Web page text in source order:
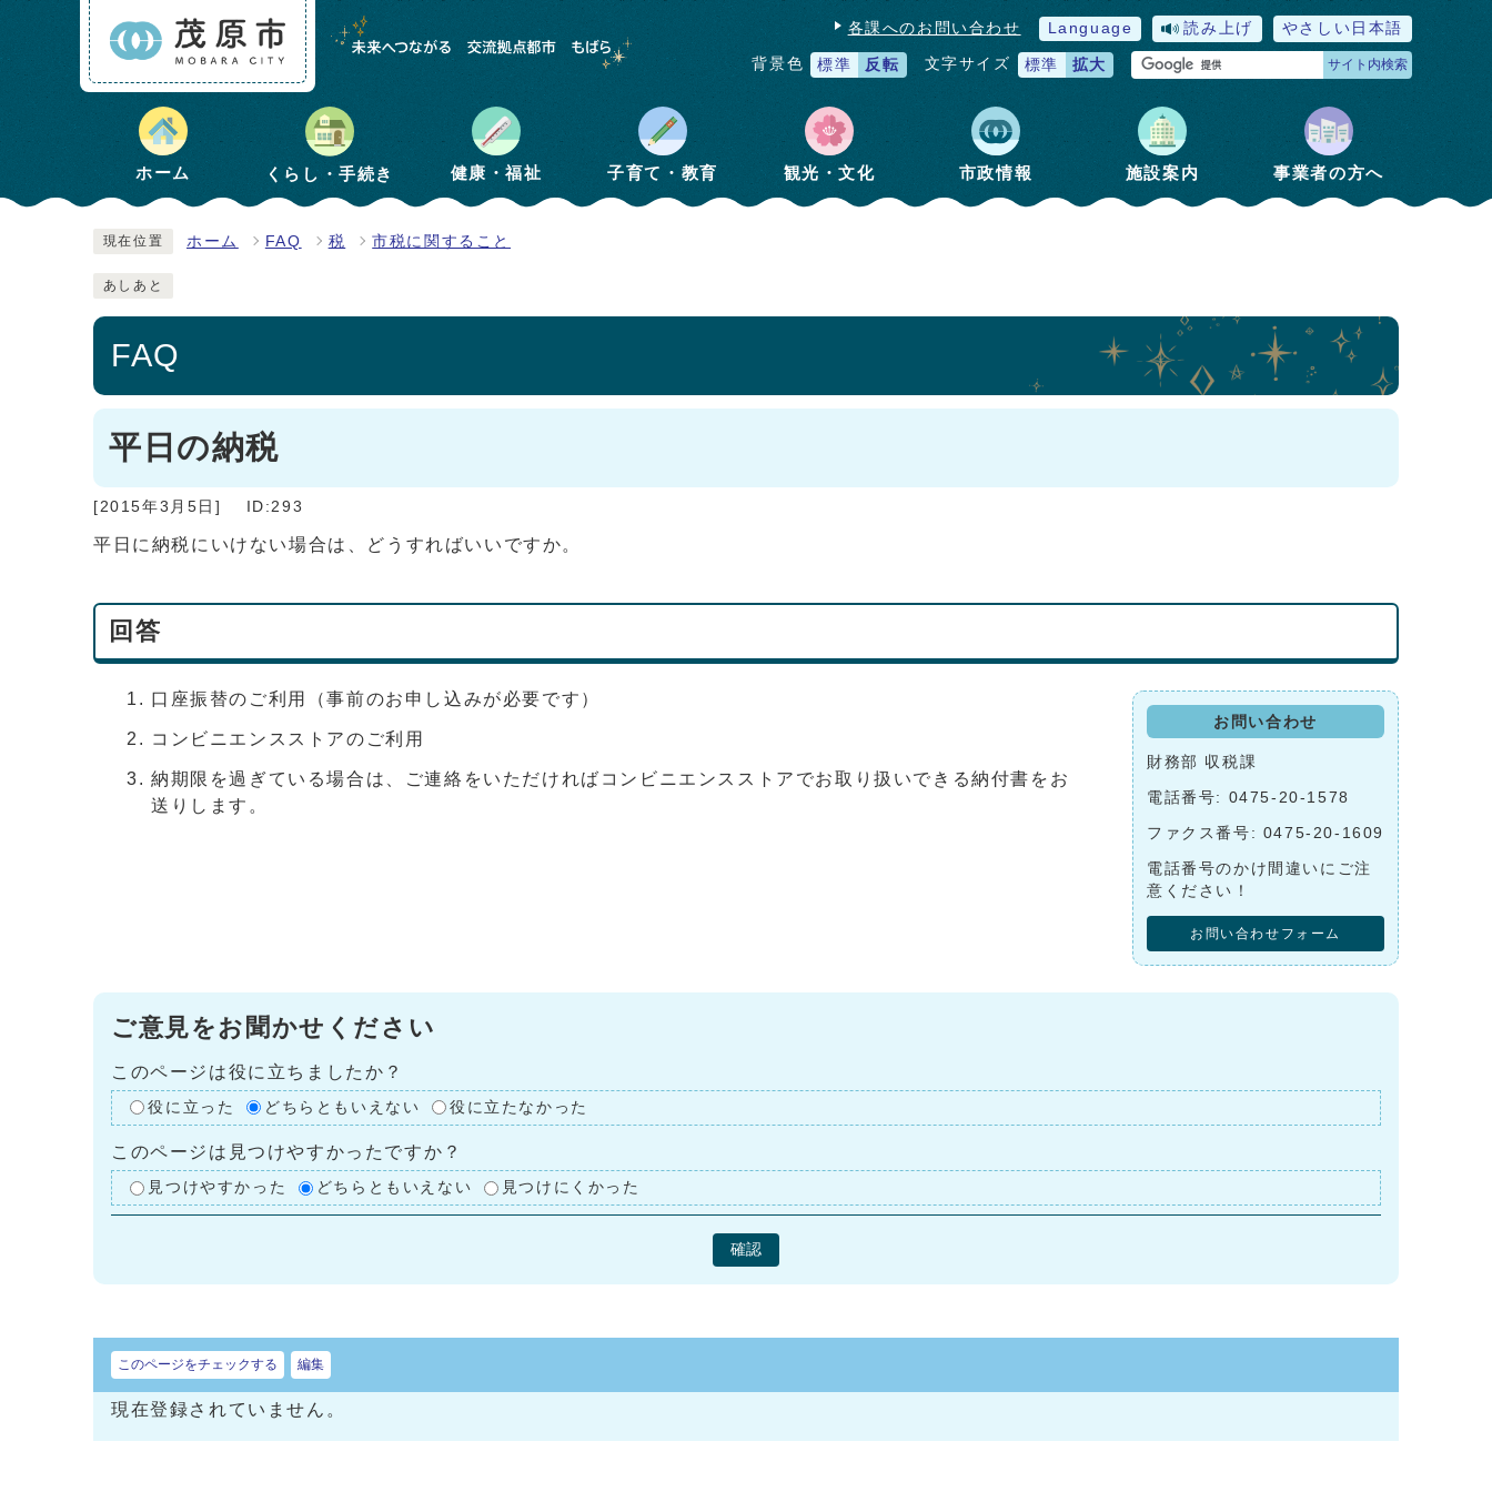
各課へのお問い合わせ Language 読み上げ やさしい日本語
背景色 標準 反転 文字サイズ 標準 拡大 サイト内検索
ホーム くらし・手続き 健康・福祉 子育て・教育 観光・文化 市政情報 施設案内 事業者の方へ
現在位置 ホーム FAQ 税 市税に関すること
あしあと
FAQ
平日の納税
[2015年3月5日] ID:293
平日に納税にいけない場合は、どうすればいいですか。
回答
口座振替のご利用（事前のお申し込みが必要です）
コンビニエンスストアのご利用
納期限を過ぎている場合は、ご連絡をいただければコンビニエンスストアでお取り扱いできる納付書をお
送りします。
お問い合わせ
財務部 収税課
電話番号: 0475-20-1578
ファクス番号: 0475-20-1609
電話番号のかけ間違いにご注
意ください！
お問い合わせフォーム
ご意見をお聞かせください
このページは役に立ちましたか？
役に立った どちらともいえない 役に立たなかった
このページは見つけやすかったですか？
見つけやすかった どちらともいえない 見つけにくかった
確認
このページをチェックする 編集
現在登録されていません。